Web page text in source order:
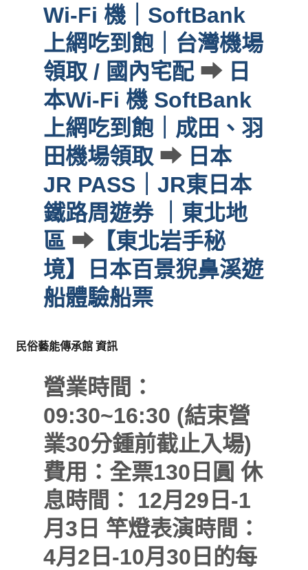
Wi-Fi 機｜SoftBank
上網吃到飽｜台灣機場
領取 / 國內宅配 ➡ 日
本Wi-Fi 機 SoftBank
上網吃到飽｜成田、羽
田機場領取 ➡ 日本
JR PASS｜JR東日本
鐵路周遊券 ｜東北地
區 ➡【東北岩手秘
境】日本百景猊鼻溪遊
船體驗船票
民俗藝能傳承館 資訊
營業時間：
09:30~16:30 (結束營
業30分鍾前截止入場)
費用：全票130日圓休
息時間： 12月29日-1
月3日 竿燈表演時間：
4月2日-10月30日的每